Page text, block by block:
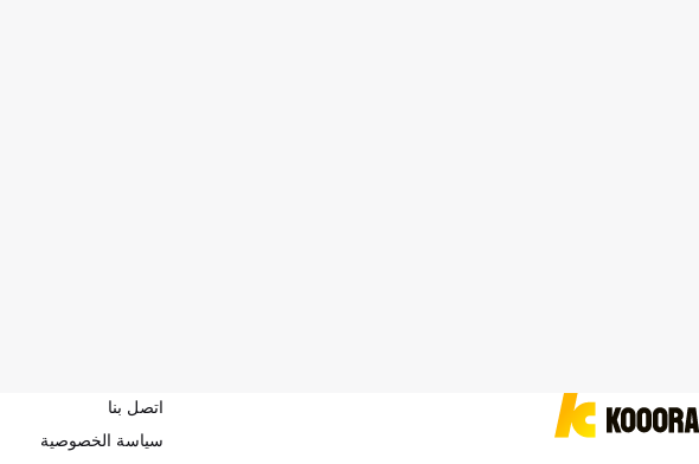
اتصل بنا
سياسة الخصوصية